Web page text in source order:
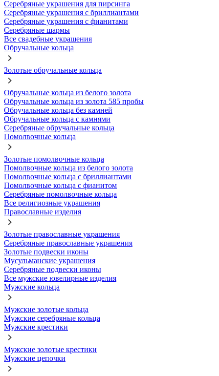
Серебряные украшения для пирсинга
Серебряные украшения с бриллиантами
Серебряные украшения с фианитами
Серебряные шармы
Все свадебные украшения
Обручальные кольца
Золотые обручальные кольца
Обручальные кольца из белого золота
Обручальные кольца из золота 585 пробы
Обручальные кольца без камней
Обручальные кольца с камнями
Серебряные обручальные кольца
Помолвочные кольца
Золотые помолвочные кольца
Помолвочные кольца из белого золота
Помолвочные кольца с бриллиантами
Помолвочные кольца с фианитом
Серебряные помолвочные кольца
Все религиозные украшения
Православные изделия
Золотые православные украшения
Серебряные православные украшения
Золотые подвески иконы
Мусульманские украшения
Серебряные подвески иконы
Все мужские ювелирные изделия
Мужские кольца
Мужские золотые кольца
Мужские серебряные кольца
Мужские крестики
Мужские золотые крестики
Мужские цепочки